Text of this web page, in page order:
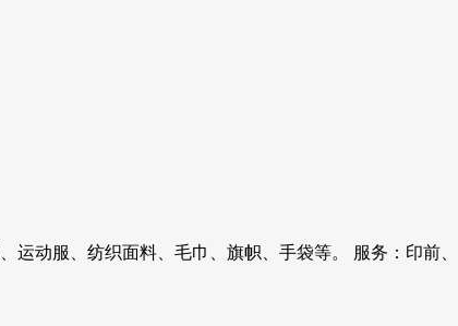
动服、纺织面料、毛巾、旗帜、手袋等。 服务：印前、